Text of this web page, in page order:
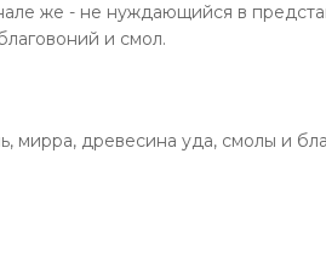
же - не нуждающийся в
и смол.
мирра, древесина уда, смолы и